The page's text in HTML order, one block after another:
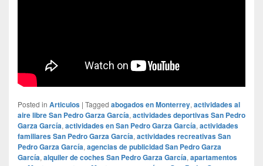
Posted in Articulos | Tagged abogados en Monterrey, actividades al
aire libre San Pedro Garza García, actividades deportivas San Pedro
Garza García, actividades en San Pedro Garza García, actividades
familiares San Pedro Garza García, actividades recreativas San
Pedro Garza García, agencias de publicidad San Pedro Garza
García, alquiler de coches San Pedro Garza García, apartamentos